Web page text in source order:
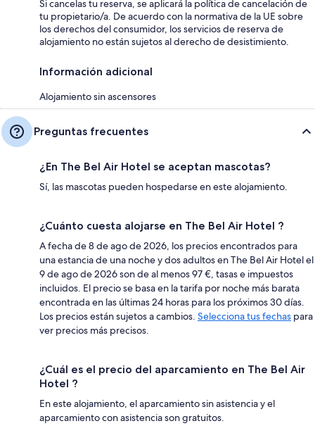
Si cancelas tu reserva, se aplicará la política de cancelación de
tu propietario/a. De acuerdo con la normativa de la UE sobre
los derechos del consumidor, los servicios de reserva de
alojamiento no están sujetos al derecho de desistimiento.
Información adicional
Alojamiento sin ascensores
Preguntas frecuentes
¿En The Bel Air Hotel se aceptan mascotas?
Sí, las mascotas pueden hospedarse en este alojamiento.
¿Cuánto cuesta alojarse en The Bel Air Hotel ?
A fecha de 8 de ago de 2026, los precios encontrados para
una estancia de una noche y dos adultos en The Bel Air Hotel el
9 de ago de 2026 son de al menos 97 €, tasas e impuestos
incluidos. El precio se basa en la tarifa por noche más barata
encontrada en las últimas 24 horas para los próximos 30 días.
Los precios están sujetos a cambios. Selecciona tus fechas para
ver precios más precisos.
¿Cuál es el precio del aparcamiento en The Bel Air
Hotel ?
En este alojamiento, el aparcamiento sin asistencia y el
aparcamiento con asistencia son gratuitos.